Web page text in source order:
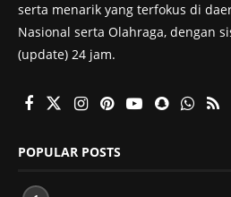
serta menarik yang terfokus di
Nasional serta Olahraga, dengan
(update) 24 jam.
POPULAR POSTS